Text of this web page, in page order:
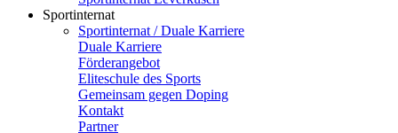
Sportinternat
Sportinternat / Duale Karriere
Duale Karriere
Förderangebot
Eliteschule des Sports
Gemeinsam gegen Doping
Kontakt
Partner